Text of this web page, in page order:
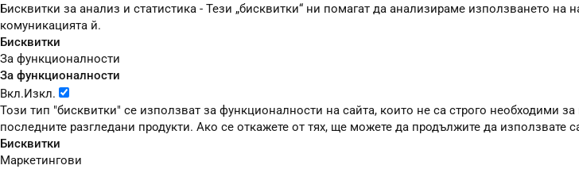
Бисквитки за анализ и статистика - Тези „бисквитки“ ни помагат да анализираме използването
комуникацията й.
Бисквитки
За функционалности
За функционалности
Вкл.Изкл.
Този тип "бисквитки" се използват за функционалности на сайта, които не са строго необходими
последните разгледани продукти. Ако се откажете от тях, ще можете да продължите да използвате
Бисквитки
Маркетингови